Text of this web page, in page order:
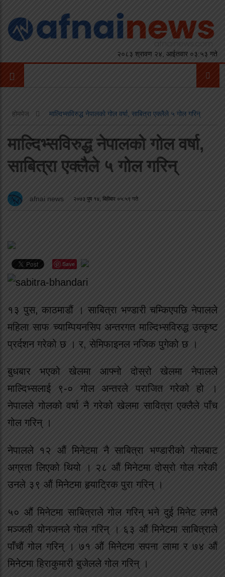
२०८३ श्रावण २४, आईतवार ०३:५३ गते
होमपेज माल्दिभ्सविरुद्ध नेपालको गोल वर्षा, साबित्रा एक्लैले ५ गोल गरिन्
माल्दिभ्सविरुद्ध नेपालको गोल वर्षा,
साबित्रा एक्लैले ५ गोल गरिन्
afnai news २०७३ पुष १४, बिहीबार ०५:५९ गते
Save
१३ पुस, काठमाडौं । साबित्रा भण्डारी चम्किएपछि नेपालले
महिला साफ च्याम्पियनसिप अन्तरगत माल्दिभ्सविरुद्ध उत्कृष्ट
प्रर्दशन गरेको छ । र, सेमिफाइनल नजिक पुगेको छ ।
बुधबार भएको खेलमा आफ्नो दोस्रो खेलमा नेपालले
माल्दिभ्सलाई ९-० गोल अन्तरले पराजित गरेको हो ।
नेपालले गोलको वर्षा नै गरेको खेलमा सावित्रा एक्लैले पाँच
गोल गरिन् ।
नेपालले १२ औं मिनेटमा नै साबित्रा भण्डारीको गोलबाट
अग्रता लिएको थियो । २८ औं मिनेटमा दोस्रो गोल गरेकी
उनले ३९ औं मिनेटमा हृयाट्रिक पुरा गरिन् ।
५० औं मिनेटमा साबित्राले गोल गरिन् भने दुई मिनेट लगतै
मञ्जली योनजनले गोल गरिन् । ६३ औं मिनेटमा साबित्राले
पाँचौं गोल गरिन् । ७१ औं मिनेटमा सपना लामा र ७४ औं
मिनेटमा हिराकुमारी बुजेलले गोल गरिन् ।